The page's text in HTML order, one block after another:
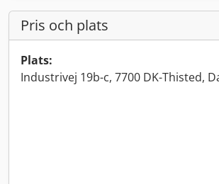
Pris och plats
Plats:
Industrivej 19b-c, 7700 DK-Thisted,